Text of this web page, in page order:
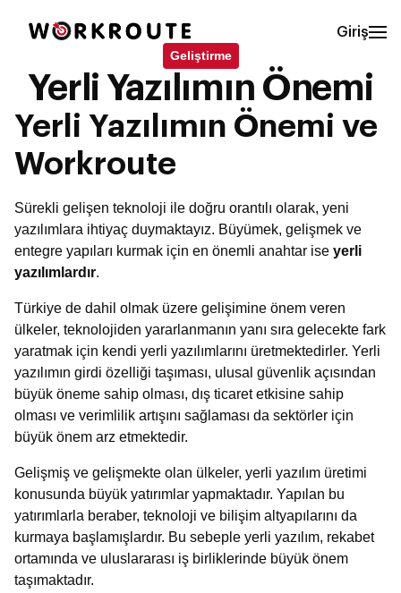
Giriş
Geliştirme
Yerli Yazılımın Önemi
Yerli Yazılımın Önemi ve
Workroute
Sürekli gelişen teknoloji ile doğru orantılı olarak, yeni
yazılımlara ihtiyaç duymaktayız. Büyümek, gelişmek ve
entegre yapıları kurmak için en önemli anahtar ise yerli
yazılımlardır.
Türkiye de dahil olmak üzere gelişimine önem veren
ülkeler, teknolojiden yararlanmanın yanı sıra gelecekte fark
yaratmak için kendi yerli yazılımlarını üretmektedirler. Yerli
yazılımın girdi özelliği taşıması, ulusal güvenlik açısından
büyük öneme sahip olması, dış ticaret etkisine sahip
olması ve verimlilik artışını sağlaması da sektörler için
büyük önem arz etmektedir.
Gelişmiş ve gelişmekte olan ülkeler, yerli yazılım üretimi
konusunda büyük yatırımlar yapmaktadır. Yapılan bu
yatırımlarla beraber, teknoloji ve bilişim altyapılarını da
kurmaya başlamışlardır. Bu sebeple yerli yazılım, rekabet
ortamında ve uluslararası iş birliklerinde büyük önem
taşımaktadır.